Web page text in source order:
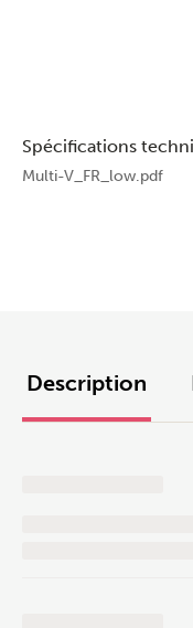
Spécifications
Multi-V_FR_low.pdf
Description